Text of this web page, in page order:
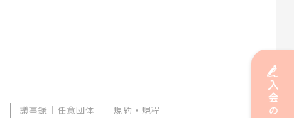
議事録｜任意団体
規約・規程